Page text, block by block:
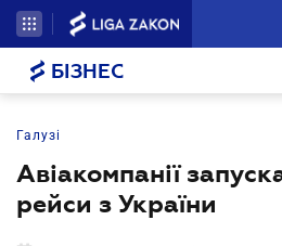
БІЗНЕС
Галузі
Авіакомпанії
рейси з України